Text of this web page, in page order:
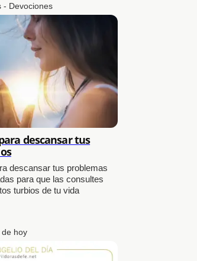
- Devociones
descansar tus
descansar tus problemas
para que las consultes
turbios de tu vida
de hoy